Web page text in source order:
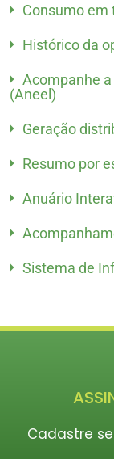
Consumo em
Histórico da
Acompanhe
(Aneel)
Geração
Resumo por
Anuário
Sistema de
Cadastre